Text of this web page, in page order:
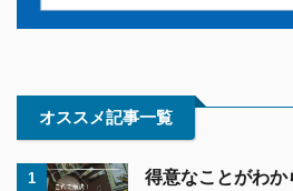
オススメ記事一覧
1
得意なことがわ